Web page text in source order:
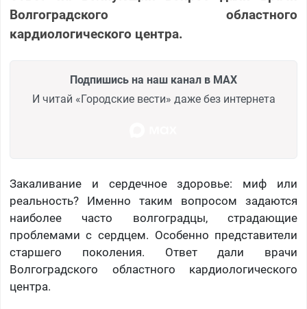
Волгоградского областного
кардиологического центра.
Подпишись на наш канал в MAX
И читай «Городские вести» даже без интернета
Закаливание и сердечное здоровье: миф или
реальность? Именно таким вопросом задаются
наиболее часто волгоградцы, страдающие
проблемами с сердцем. Особенно представители
старшего поколения. Ответ дали врачи
Волгоградского областного кардиологического
центра.